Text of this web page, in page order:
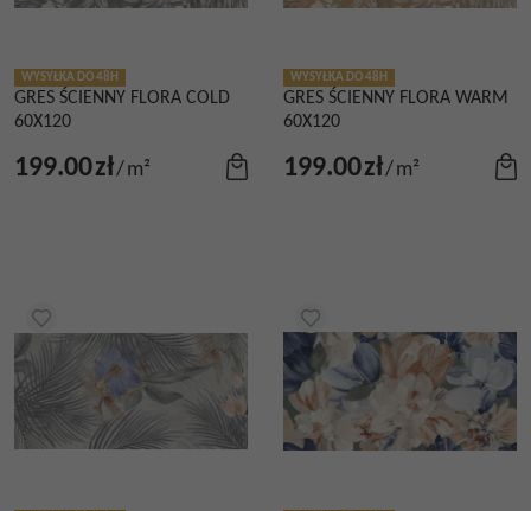
WYSYŁKA DO 48H
GRES ŚCIENNY FLORA COLD
60X120
199.00zł/m²
WYSYŁKA DO 48H
GRES ŚCIENNY FLORA WARM
60X120
199.00zł/m²